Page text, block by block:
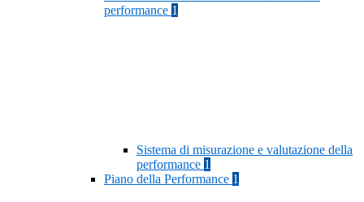
performance 1
Sistema di misurazione e valutazione della
performance 1
Piano della Performance 1